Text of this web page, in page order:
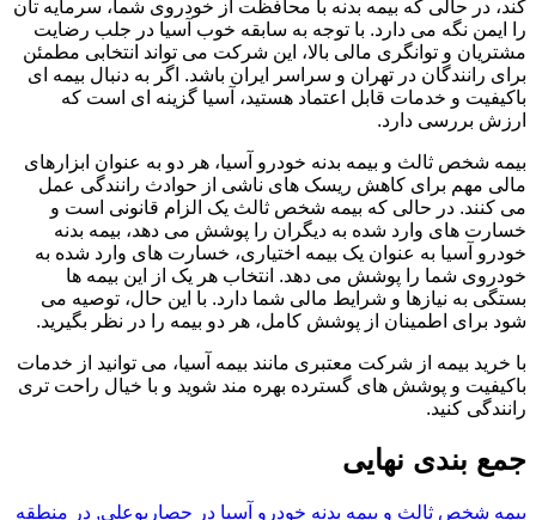
کند، در حالی که بیمه بدنه با محافظت از خودروی شما، سرمایه تان
را ایمن نگه می دارد. با توجه به سابقه خوب آسیا در جلب رضایت
مشتریان و توانگری مالی بالا، این شرکت می تواند انتخابی مطمئن
برای رانندگان در تهران و سراسر ایران باشد. اگر به دنبال بیمه ای
باکیفیت و خدمات قابل اعتماد هستید، آسیا گزینه ای است که
ارزش بررسی دارد.
بیمه شخص ثالث و بیمه بدنه خودرو آسیا، هر دو به عنوان ابزارهای
مالی مهم برای کاهش ریسک های ناشی از حوادث رانندگی عمل
می کنند. در حالی که بیمه شخص ثالث یک الزام قانونی است و
خسارت های وارد شده به دیگران را پوشش می دهد، بیمه بدنه
خودرو آسیا به عنوان یک بیمه اختیاری، خسارت های وارد شده به
خودروی شما را پوشش می دهد. انتخاب هر یک از این بیمه ها
بستگی به نیازها و شرایط مالی شما دارد. با این حال، توصیه می
شود برای اطمینان از پوشش کامل، هر دو بیمه را در نظر بگیرید.
با خرید بیمه از شرکت معتبری مانند بیمه آسیا، می توانید از خدمات
باکیفیت و پوشش های گسترده بهره مند شوید و با خیال راحت تری
رانندگی کنید.
جمع بندی نهایی
بیمه شخص ثالث و بیمه بدنه خودرو آسیا در حصاربوعلی, در منطقه